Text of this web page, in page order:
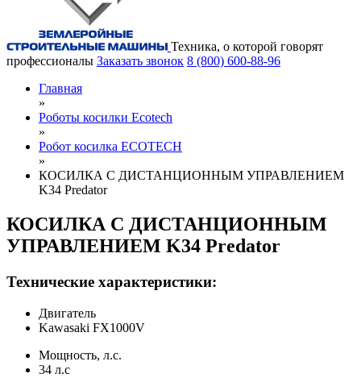
Техника, о которой говорят
профессионалы Заказать звонок 8 (800) 600-88-96
Главная
»
Роботы косилки Ecotech
»
Робот косилка ECOTECH
»
КОСИЛКА С ДИСТАНЦИОННЫМ УПРАВЛЕНИЕМ
K34 Predator
КОСИЛКА С ДИСТАНЦИОННЫМ
УПРАВЛЕНИЕМ K34 Predator
Технические характеристики:
Двигатель
Kawasaki FX1000V
Мощность, л.с.
34 л.с